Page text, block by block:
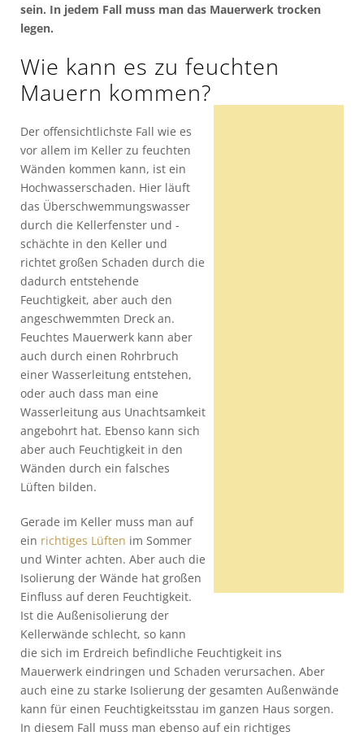
sein. In jedem Fall muss man das Mauerwerk trocken
legen.
Wie kann es zu feuchten
Mauern kommen?
Der offensichtlichste Fall wie es
vor allem im Keller zu feuchten
Wänden kommen kann, ist ein
Hochwasserschaden. Hier läuft
das Überschwemmungswasser
durch die Kellerfenster und -
schächte in den Keller und
richtet großen Schaden durch die
dadurch entstehende
Feuchtigkeit, aber auch den
angeschwemmten Dreck an.
Feuchtes Mauerwerk kann aber
auch durch einen Rohrbruch
einer Wasserleitung entstehen,
oder auch dass man eine
Wasserleitung aus Unachtsamkeit
angebohrt hat. Ebenso kann sich
aber auch Feuchtigkeit in den
Wänden durch ein falsches
Lüften bilden.
Gerade im Keller muss man auf
ein richtiges Lüften im Sommer
und Winter achten. Aber auch die
Isolierung der Wände hat großen
Einfluss auf deren Feuchtigkeit.
Ist die Außenisolierung der
Kellerwände schlecht, so kann
die sich im Erdreich befindliche Feuchtigkeit ins
Mauerwerk eindringen und Schaden verursachen. Aber
auch eine zu starke Isolierung der gesamten Außenwände
kann für einen Feuchtigkeitsstau im ganzen Haus sorgen.
In diesem Fall muss man ebenso auf ein richtiges